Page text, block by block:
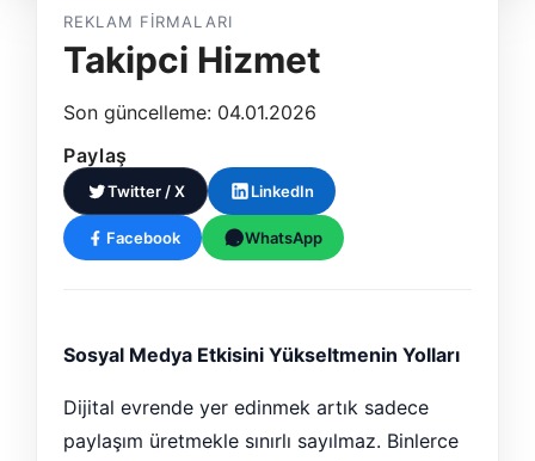
REKLAM FIRMALARI
Takipci Hizmet
Son güncelleme: 04.01.2026
Paylaş
Twitter / X LinkedIn
Facebook WhatsApp
Sosyal Medya Etkisini Yükseltmenin Yolları
Dijital evrende yer edinmek artık sadece
paylaşım üretmekle sınırlı sayılmaz. Binlerce